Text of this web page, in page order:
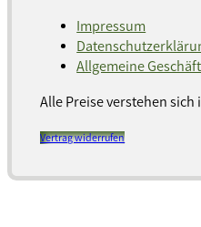
Impressum
Allgemeine
Alle Preise verstehen
Vertrag widerrufen